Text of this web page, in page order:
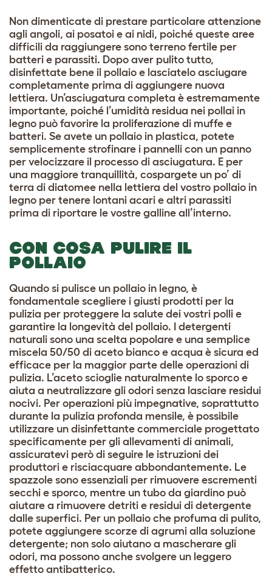
Non dimenticate di prestare particolare attenzione
agli angoli, ai posatoi e ai nidi, poiché queste aree
difficili da raggiungere sono terreno fertile per
batteri e parassiti. Dopo aver pulito tutto,
disinfettate bene il pollaio e lasciatelo asciugare
completamente prima di aggiungere nuova
lettiera. Un’asciugatura completa è estremamente
importante, poiché l’umidità residua nei pollai in
legno può favorire la proliferazione di muffe e
batteri. Se avete un pollaio in plastica, potete
semplicemente strofinare i pannelli con un panno
per velocizzare il processo di asciugatura. E per
una maggiore tranquillità, cospargete un po’ di
terra di diatomee nella lettiera del vostro pollaio in
legno per tenere lontani acari e altri parassiti
prima di riportare le vostre galline all’interno.
CON COSA PULIRE IL
POLLAIO
Quando si pulisce un pollaio in legno, è
fondamentale scegliere i giusti prodotti per la
pulizia per proteggere la salute dei vostri polli e
garantire la longevità del pollaio. I detergenti
naturali sono una scelta popolare e una semplice
miscela 50/50 di aceto bianco e acqua è sicura ed
efficace per la maggior parte delle operazioni di
pulizia. L’aceto scioglie naturalmente lo sporco e
aiuta a neutralizzare gli odori senza lasciare residui
nocivi. Per operazioni più impegnative, soprattutto
durante la pulizia profonda mensile, è possibile
utilizzare un disinfettante commerciale progettato
specificamente per gli allevamenti di animali,
assicuratevi però di seguire le istruzioni dei
produttori e risciacquare abbondantemente. Le
spazzole sono essenziali per rimuovere escrementi
secchi e sporco, mentre un tubo da giardino può
aiutare a rimuovere detriti e residui di detergente
dalle superfici. Per un pollaio che profuma di pulito,
potete aggiungere scorze di agrumi alla soluzione
detergente; non solo aiutano a mascherare gli
odori, ma possono anche svolgere un leggero
effetto antibatterico.